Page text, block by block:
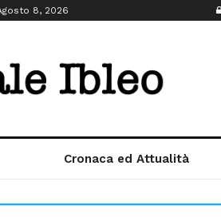
8, 2026
Cronaca ed Attualità